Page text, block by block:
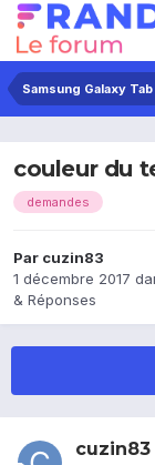
couleur du
demandes
Par cuzin83
1 décembre 2017
& Réponses
cuzin83